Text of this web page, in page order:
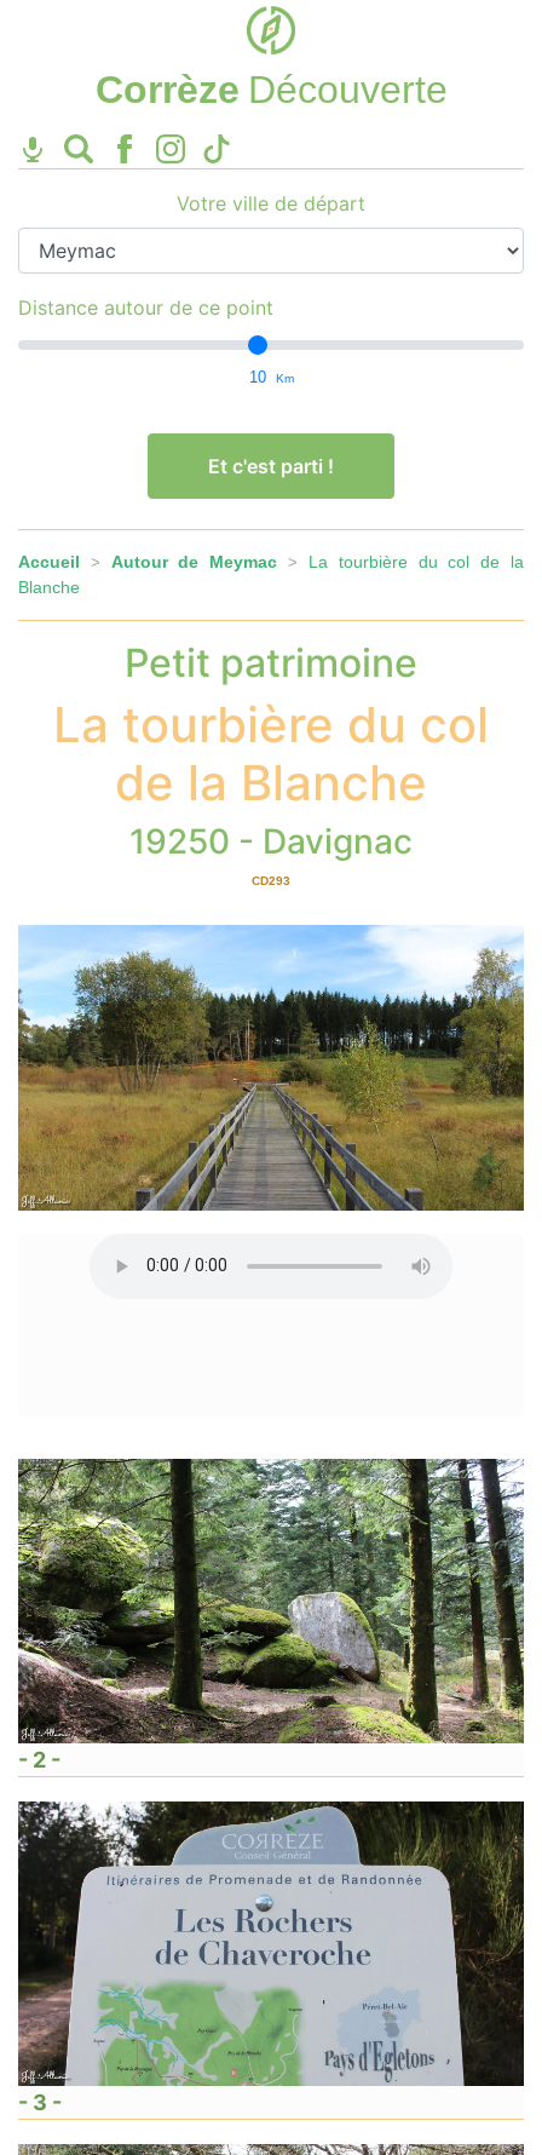
Corrèze Découverte
Votre ville de départ
Distance autour de ce point
10 Km
Et c'est parti !
Accueil > Autour de Meymac > La tourbière du col de la
Blanche
Petit patrimoine
La tourbière du col
de la Blanche
19250 - Davignac
CD293
- 2 -
- 3 -